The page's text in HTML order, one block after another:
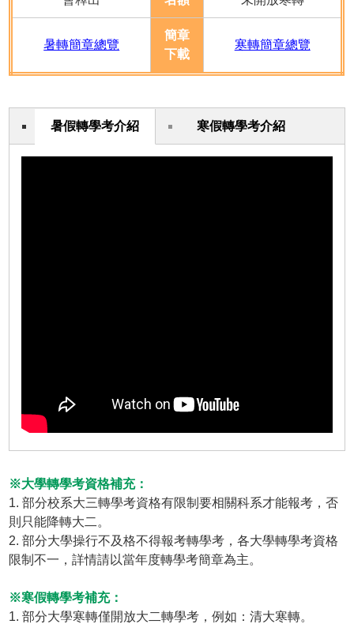
暑轉簡章總覽
簡章
下載
寒轉簡章總覽
暑假轉學考介紹 寒假轉學考介紹
※大學轉學考資格補充：
1. 部分校系大三轉學考資格有限制要相關科系才能報考，否
則只能降轉大二。
2. 部分大學操行不及格不得報考轉學考，各大學轉學考資格
限制不一，詳情請以當年度轉學考簡章為主。
※寒假轉學考補充：
1. 部分大學寒轉僅開放大二轉學考，例如：清大寒轉。